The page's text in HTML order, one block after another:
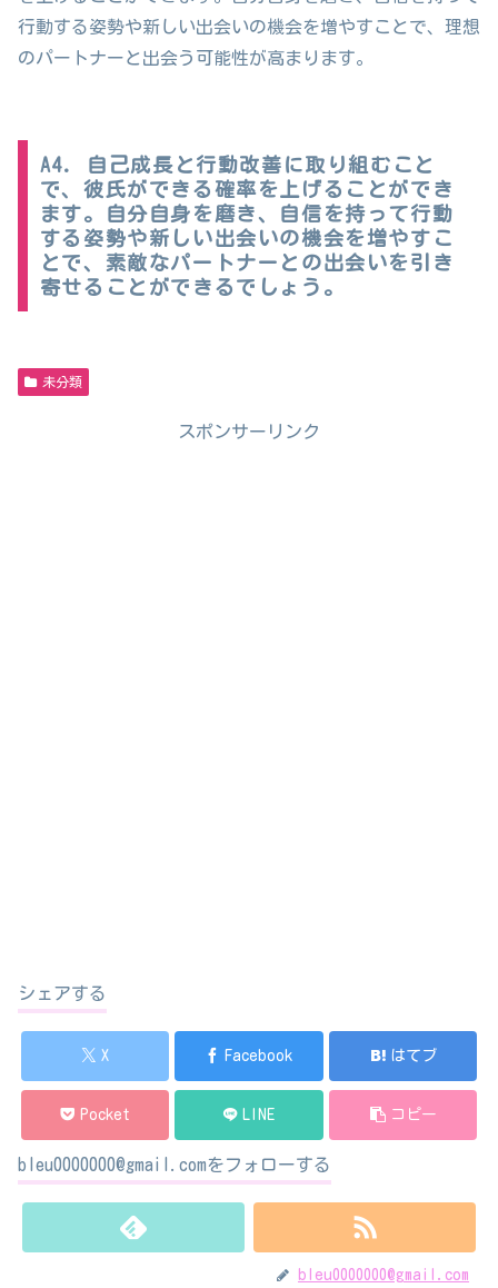
行動する姿勢や新しい出会いの機会を増やすことで、理想
のパートナーと出会う可能性が高まります。
A4. 自己成長と行動改善に取り組むこと
で、彼氏ができる確率を上げることができ
ます。自分自身を磨き、自信を持って行動
する姿勢や新しい出会いの機会を増やすこ
とで、素敵なパートナーとの出会いを引き
寄せることができるでしょう。
未分類
スポンサーリンク
シェアする
X Facebook はてブ
Pocket LINE コピー
bleu0000000@gmail.comをフォローする
bleu0000000@gmail.com